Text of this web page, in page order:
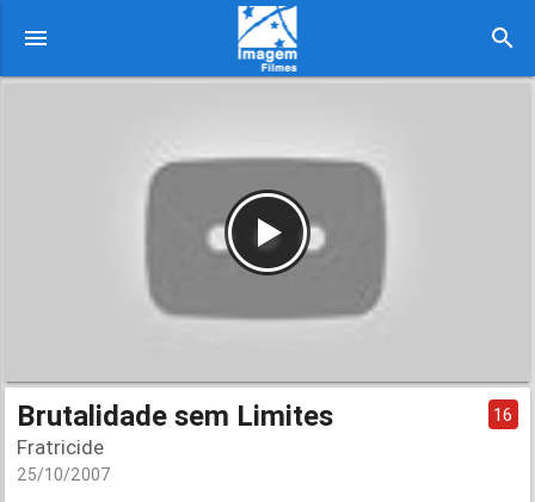
menu search
Brutalidade sem Limites 16
Fratricide
25/10/2007